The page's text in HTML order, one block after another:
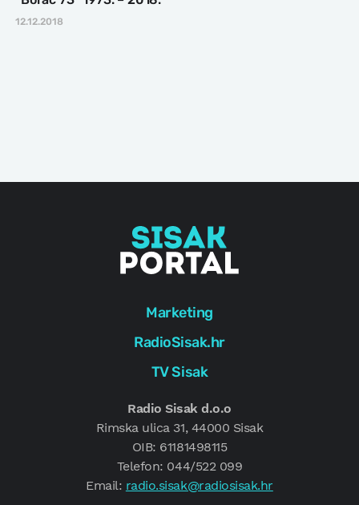
12.12.2018
Marketing
RadioSisak.hr
TV Sisak
Radio Sisak d.o.o
Rimska ulica 31, 44000 Sisak
OIB: 61181498115
Telefon: 044/522 099
Email: radio.sisak@radiosisak.hr